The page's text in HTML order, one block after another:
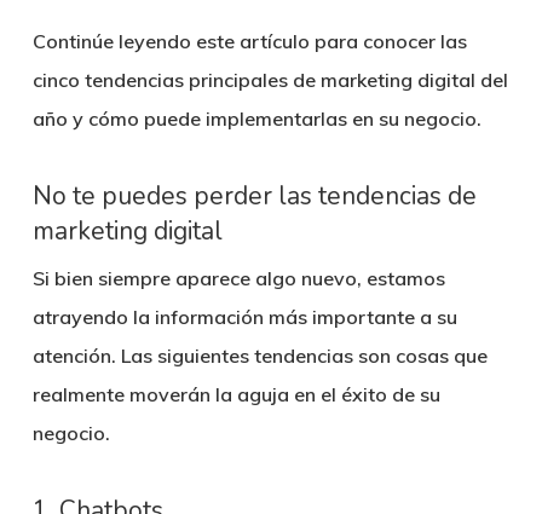
Continúe leyendo este artículo para conocer las
cinco tendencias principales de marketing digital del
año y cómo puede implementarlas en su negocio.
No te puedes perder las tendencias de
marketing digital
Si bien siempre aparece algo nuevo, estamos
atrayendo la información más importante a su
atención. Las siguientes tendencias son cosas que
realmente moverán la aguja en el éxito de su
negocio.